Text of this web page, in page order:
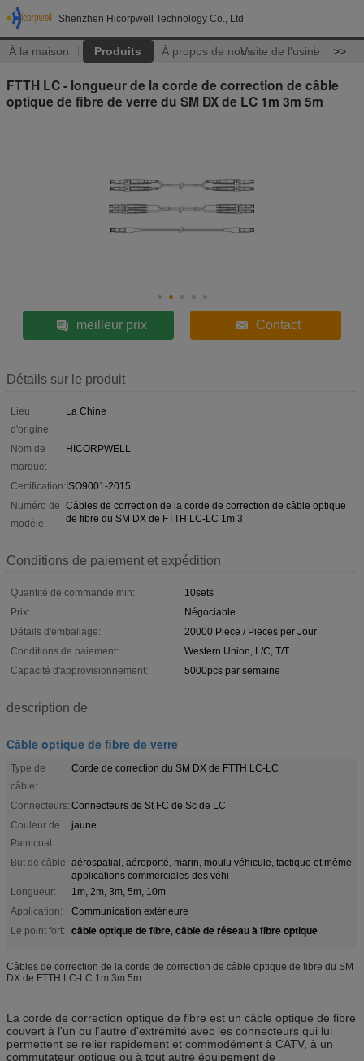
Shenzhen Hicorpwell Technology Co., Ltd
À la maison Produits À propos de nousVisite de l'usine >>
FTTH LC - longueur de la corde de correction de câble
optique de fibre de verre du SM DX de LC 1m 3m 5m
meilleur prix Contact
Détails sur le produit
Lieu
d'origine:
La Chine
Nom de
marque:
HICORPWELL
Certification:ISO9001-2015
Numéro de
modèle:
Câbles de correction de la corde de correction de câble optique
de fibre du SM DX de FTTH LC-LC 1m 3
Conditions de paiement et expédition
Quantité de commande min:
10sets
Prix:
Négociable
Détails d'emballage:
20000 Piece / Pieces per Jour
Conditions de paiement:
Western Union, L/C, T/T
Capacité d'approvisionnement:
5000pcs par semaine
description de
Câble optique de fibre de verre
Type de
câble:
Corde de correction du SM DX de FTTH LC-LC
Connecteurs: Connecteurs de St FC de Sc de LC
Couleur de
Paintcoat:
jaune
But de câble: aérospatial, aéroporté, marin, moulu véhicule, tactique et même
applications commerciales des véhi
Longueur:
1m, 2m, 3m, 5m, 10m
Application:
Communication extérieure
Le point fort:
câble optique de fibre, câble de réseau à fibre optique
Câbles de correction de la corde de correction de câble optique de fibre du SM
DX de FTTH LC-LC 1m 3m 5m
La corde de correction optique de fibre est un câble optique de fibre
couvert à l'un ou l'autre d'extrémité avec les connecteurs qui lui
permettent se relier rapidement et commodément à CATV, à un
commutateur optique ou à tout autre équipement de